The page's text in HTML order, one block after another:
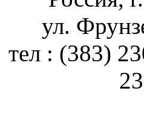
ул.
тел : (383)